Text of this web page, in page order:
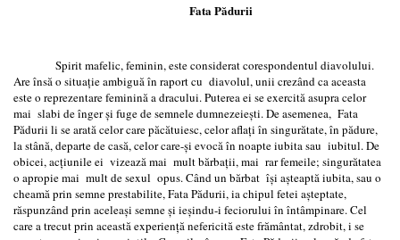
Fata Pădurii
Spirit mafelic, feminin, este considerat corespondentul diavolului.
Are însă o situaţie ambiguă în raport cu diavolul, unii crezând ca aceasta
este o reprezentare feminină a dracului. Puterea ei se exercită asupra celor
mai slabi de înger şi fuge de semnele dumnezeieşti. De asemenea, Fata
Pădurii li se arată celor care păcătuiesc, celor aflaţi în singurătate, în pădure,
la stână, departe de casă, celor care-şi evocă în noapte iubita sau iubitul. De
obicei, acţiunile ei vizează mai mult bărbaţii, mai rar femeile; singurătatea
o apropie mai mult de sexul opus. Când un bărbat îşi aşteaptă iubita, sau o
cheamă prin semne prestabilite, Fata Pădurii, ia chipul fetei aşteptate,
răspunzând prin aceleaşi semne şi ieşindu-i feciorului în întâmpinare. Cel
care a trecut prin această experienţă nefericită este frământat, zdrobit, i se